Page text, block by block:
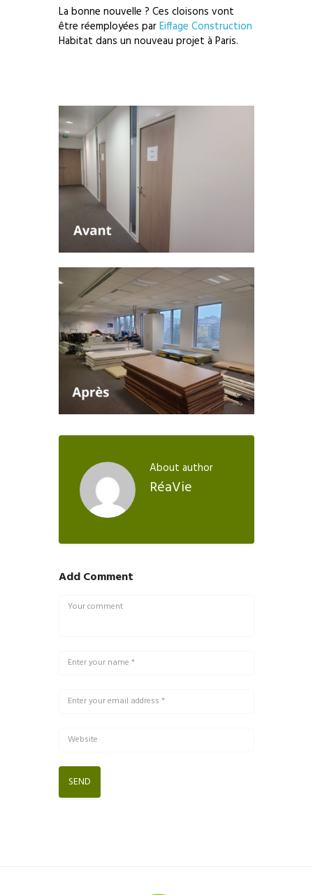
La bonne nouvelle ? Ces cloisons vont
être réemployées parEiffage Construction
Habitat dans un nouveau projet à Paris.
About author
RéaVie
Add Comment